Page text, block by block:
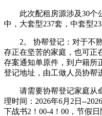
此次配租房源涉及30个
中，大套型237套，中套型
2。 协帮登记：对于不熟
存正在坚苦的家庭，也可正
存案通知单原件，到户籍所
登记地址，由工做人员协帮
请需要协帮登记家庭从
理时间：2026年6月2日--
下战书2！00-4！00，节假日